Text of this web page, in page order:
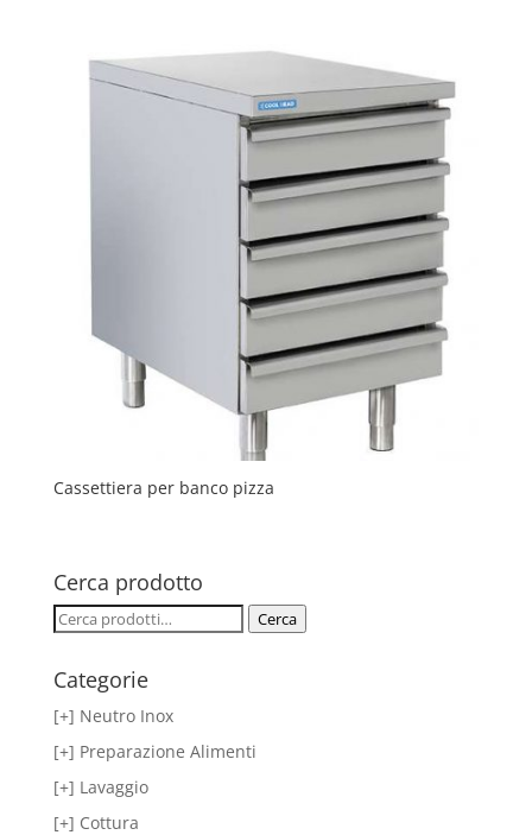
Cassettiera per banco pizza
Cerca prodotto
Cerca: Cerca
Categorie
[+] Neutro Inox
[+] Preparazione Alimenti
[+] Lavaggio
[+] Cottura